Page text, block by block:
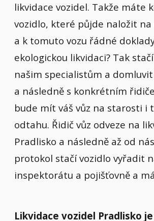
likvidace vozidel. Takže máte
vozidlo, které půjde naložit na
a k tomuto vozu řádné
ekologickou likvidaci? Tak
našim specialistům a
a následně s konkrétním
bude mít váš vůz na starosti i
odtahu. Řidič vůz odveze na
Pradlisko a následně až od
protokol stačí vozidlo vyřadit
inspektorátu a pojišťovně a
Likvidace vozidel Pradlisko